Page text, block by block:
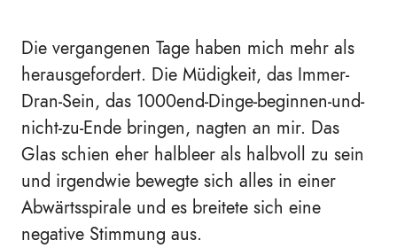
Die vergangenen Tage haben mich mehr als
herausgefordert. Die Müdigkeit, das Immer-
Dran-Sein, das 1000end-Dinge-beginnen-und-
nicht-zu-Ende bringen, nagten an mir. Das
Glas schien eher halbleer als halbvoll zu sein
und irgendwie bewegte sich alles in einer
Abwärtsspirale und es breitete sich eine
negative Stimmung aus.